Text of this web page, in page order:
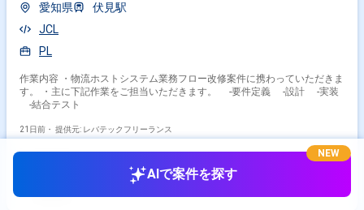
愛知県
伏見駅
JCL
PL
作業内容 ・物流ホストシステム業務フロー改修案件に携わっていただきま
す。 ・主に下記作業をご担当いただきます。 -要件定義 -設計 -実装
-結合テスト
21日前・ 提供元: レバテックフリーランス
AIで案件を探す
NEW